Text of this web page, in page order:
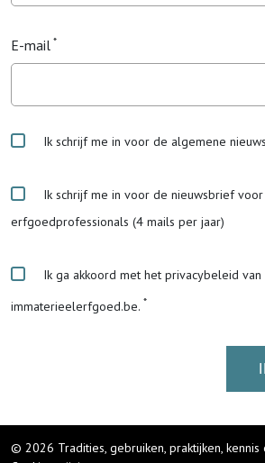
E-mail
Ik schrijf me in voor de algemene
Ik schrijf me in voor de nieuwsbrief
erfgoedprofessionals (4 mails per jaar)
Ik ga akkoord met het privacybeleid van
immaterieelerfgoed.be.
© 2026 Tradities, gebruiken, praktijken, kennis